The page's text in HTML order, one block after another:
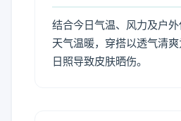
结合今日气温、风力及户
天气温暖，穿搭以透气清
日照导致皮肤晒伤。